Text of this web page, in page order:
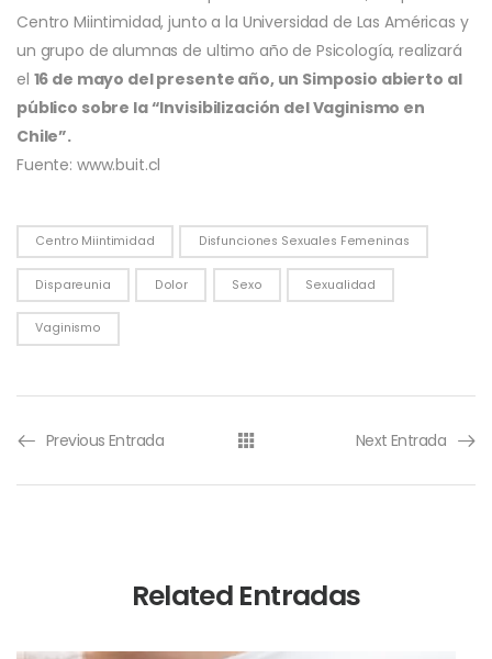
Centro Miintimidad, junto a la Universidad de Las Américas y
un grupo de alumnas de ultimo año de Psicología, realizará
el 16 de mayo del presente año, un Simposio abierto al
público sobre la “Invisibilización del Vaginismo en
Chile”.
Fuente: www.buit.cl
Centro Miintimidad Disfunciones Sexuales Femeninas
Dispareunia Dolor Sexo Sexualidad
Vaginismo
Previous Entrada Next Entrada
Related Entradas